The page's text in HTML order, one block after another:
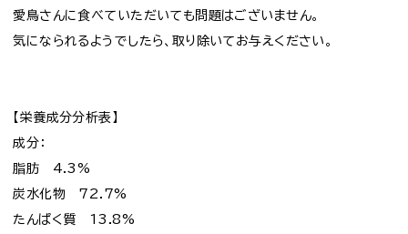
愛鳥さんに食べていただいても問題はございません。
気になられるようでしたら、取り除いてお与えください。
【栄養成分分析表】
成分：
脂肪 4.3%
炭水化物 72.7%
たんぱく質 13.8%